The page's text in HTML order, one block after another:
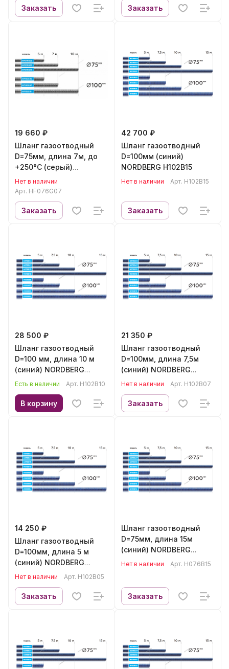
Заказать Заказать
19 660 ₽
Шланг газоотводный
D=75мм, длина 7м, до
+250°С (серый)
NORDBERG HF076G07
Нет в наличии
Арт. HF076G07
Заказать
42 700 ₽
Шланг газоотводный
D=100мм (синий)
NORDBERG H102B15
Нет в наличии Арт. H102B15
Заказать
28 500 ₽
Шланг газоотводный
D=100 мм, длина 10 м
(синий) NORDBERG
H102B10
Есть в наличии Арт. H102B10
В корзину
21 350 ₽
Шланг газоотводный
D=100мм, длина 7,5м
(синий) NORDBERG
H102B07
Нет в наличии Арт. H102B07
Заказать
14 250 ₽
Шланг газоотводный
D=100мм, длина 5 м
(синий) NORDBERG
H102B05
Нет в наличии Арт. H102B05
Заказать
Шланг газоотводный
D=75мм, длина 15м
(синий) NORDBERG
H076B15
Нет в наличии Арт. H076B15
Заказать